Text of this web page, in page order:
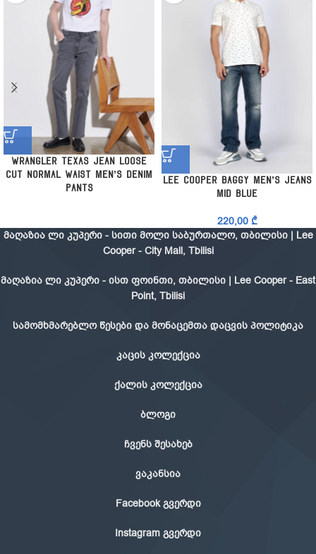
Wrangler Texas Jean Loose
Cut Normal Waist Men’s Denim
Pants
Lee Cooper Baggy Men’s Jeans
Mid Blue
220,00 ₾
მაღაზია ლი კუპერი - სითი მოლი საბურთალო, თბილისი | Lee
Cooper - City Mall, Tbilisi
მაღაზია ლი კუპერი - ისთ ფოინთი, თბილისი | Lee Cooper - East
Point, Tbilisi
სამომხმარებლო წესები და მონაცემთა დაცვის პოლიტიკა
კაცის კოლექცია
ქალის კოლექცია
ბლოგი
ჩვენს შესახებ
ვაკანსია
Facebook გვერდი
Instagram გვერდი